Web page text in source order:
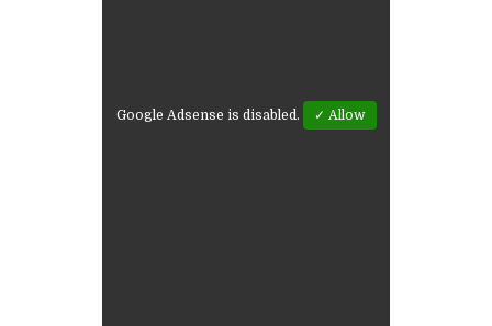
Google Adsense is disabled. ✓ Allow